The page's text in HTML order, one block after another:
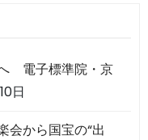
電子標準院・京
日
から国宝の“出